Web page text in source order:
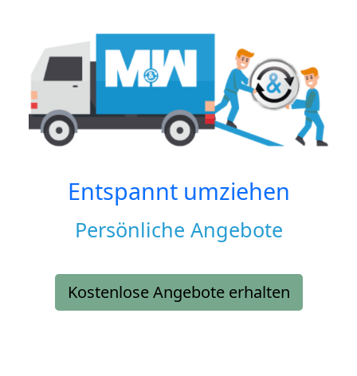
Entspannt umziehen
Persönliche Angebote
Kostenlose Angebote erhalten